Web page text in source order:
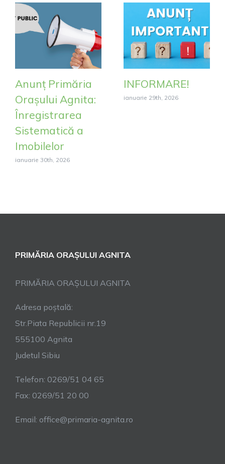
Anunț Primăria
Orașului Agnita:
Înregistrarea
Sistematică a
Imobilelor
ianuarie 30th, 2026
INFORMARE!
ianuarie 29th, 2026
PRIMĂRIA ORAȘULUI AGNITA
PRIMĂRIA ORAȘULUI AGNITA
Adresa poștală:
Str.Piata Republicii nr.19
555100 Agnita
Judetul Sibiu
Telefon: 0269/51 04 65
Fax: 0269/51 20 00
Email: office@primaria-agnita.ro